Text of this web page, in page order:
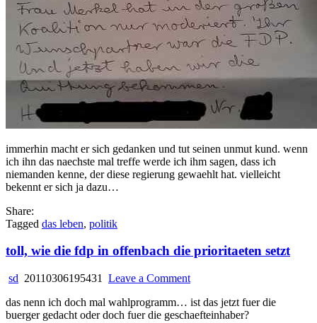
immerhin macht er sich gedanken und tut seinen unmut kund. wenn
ich ihn das naechste mal treffe werde ich ihm sagen, dass ich
niemanden kenne, der diese regierung gewaehlt hat. vielleicht
bekennt er sich ja dazu…
Share:
Tagged das leben, politik
toll, wie die fdp in offenbach die prioritaeten setzt
sd 20110306195431 Leave a Commenton
wie
die
das nenn ich doch mal wahlprogramm… ist das jetzt fuer die
buerger gedacht oder doch fuer die geschaefteinhaber?